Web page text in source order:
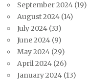
September 2024(19)
August 2024(14)
July 2024(33)
June 2024(9)
May 2024(29)
April 2024(26)
January 2024(13)